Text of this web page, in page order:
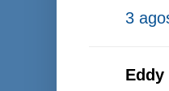
3
Eddy